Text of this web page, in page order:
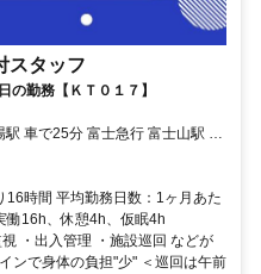
スタッフ
勤務【ＫＴ０１７】
車で25分 富士急行 富士山駅 車
16分
時間 平均勤務日数：1ヶ月あた
働16h、休憩4h、仮眠4h
・出入管理 ・施設巡回 などが
ンで身体の負担"少" ＜巡回は午前